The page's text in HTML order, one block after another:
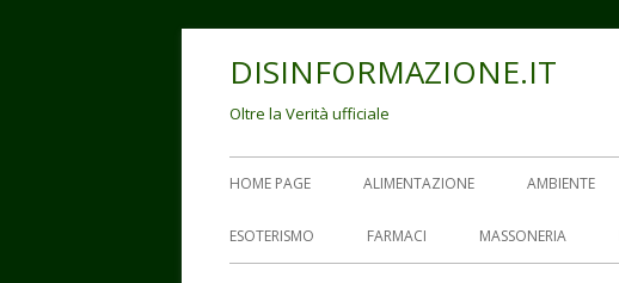
DISINFORMAZIONE.IT
Oltre la Verità ufficiale
Menu
principale
HOME PAGE ALIMENTAZIONE AMBIENTE
ESOTERISMO FARMACI MASSONERIA